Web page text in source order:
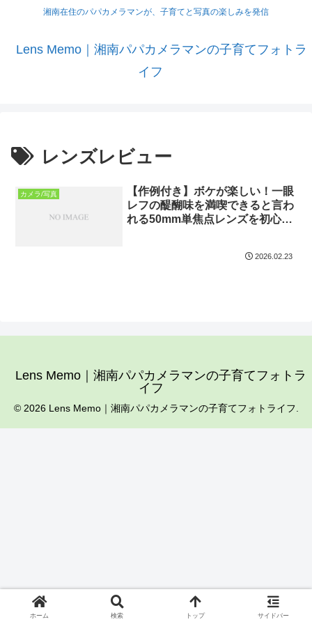
湘南在住のパパカメラマンが、子育てと写真の楽しみを発信
Lens Memo｜湘南パパカメラマンの子育てフォトラ
イフ
レンズレビュー
カメラ/写真
【作例付き】ボケが楽しい！一眼
レフの醍醐味を満喫できると言わ
れる50mm単焦点レンズを初心者
2026.02.23
Lens Memo｜湘南パパカメラマンの子育てフォトラ
イフ
© 2026 Lens Memo｜湘南パパカメラマンの子育てフォトライフ.
ホーム 検索 トップ サイドバー